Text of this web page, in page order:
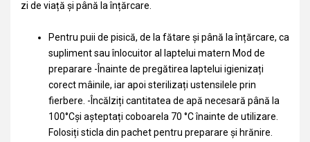
zi de viață și până la înțărcare.
Pentru puii de pisică, de la fătare și până la înțărcare, ca
supliment sau înlocuitor al laptelui matern Mod de
preparare -Înainte de pregătirea laptelui igienizați
corect mâinile, iar apoi sterilizați ustensilele prin
fierbere. -Încălziți cantitatea de apă necesară până la
100°Cși așteptați coboarela 70 °C înainte de utilizare.
Folosiți sticla din pachet pentru preparare și hrănire.